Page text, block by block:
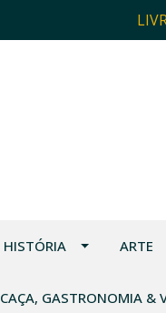
HISTÓRIA ARTE
CAÇA, GASTRONOMIA &